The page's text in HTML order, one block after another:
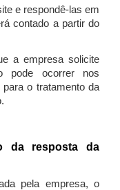
e respondê-las em
contado a partir do
a empresa solicite
pode ocorrer nos
o tratamento da
da resposta da
pela empresa, o